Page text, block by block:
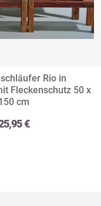
Rio in
Fleckenschutz 50 x
cm
€